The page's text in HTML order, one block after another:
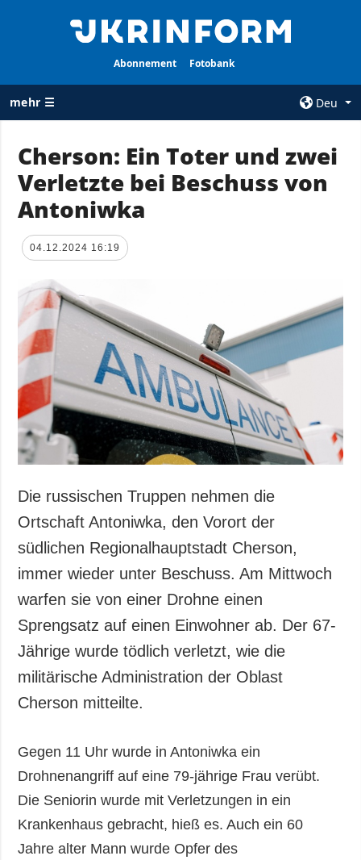
Abonnement Fotobank
mehr ☰
Deu
ALLE
RUBRIKEN
Krieg
Wiederaufbau
Politik
Wirtschaft
Militär
Gesellschaft und
Kultur
Sport
Kriminalität
Notstand und
AGENTUR
und zum Schutz
personenbezogener
Daten
ZUSÄTZLICH
Veröffentlichungen
Interview
Fotos
Video
LEISTUNGEN
Abonnement
Fotobank
Cherson: Ein Toter und zwei
Verletzte bei Beschuss von
Antoniwka
04.12.2024 16:19
Die russischen Truppen nehmen die
Ortschaft Antoniwka, den Vorort der
südlichen Regionalhauptstadt Cherson,
immer wieder unter Beschuss. Am Mittwoch
warfen sie von einer Drohne einen
Sprengsatz auf einen Einwohner ab. Der 67-
Jährige wurde tödlich verletzt, wie die
militärische Administration der Oblast
Cherson mitteilte.
Gegen 11 Uhr wurde in Antoniwka ein
Drohnenangriff auf eine 79-jährige Frau verübt.
Die Seniorin wurde mit Verletzungen in ein
Krankenhaus gebracht, hieß es. Auch ein 60
Jahre alter Mann wurde Opfer des